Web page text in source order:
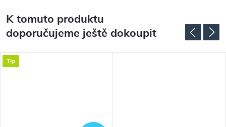
K tomuto produktu
doporučujeme ještě dokoupit
Tip